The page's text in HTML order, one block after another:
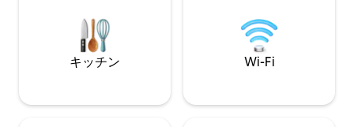
キッチン Wi-Fi